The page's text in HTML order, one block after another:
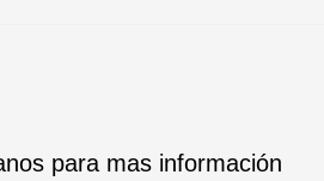
para mas información